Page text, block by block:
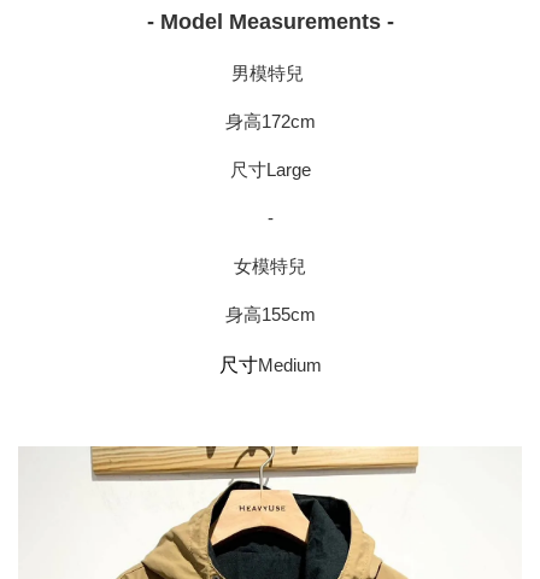
- Model Measurements -
男模特兒
身高172cm
尺寸Large
-
女模特兒
身高155cm
尺寸Medium